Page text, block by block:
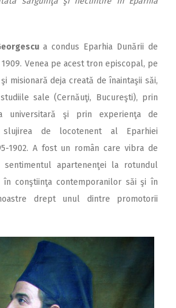
a condus Eparhia Dunării de
Venea pe acest tron episcopal, pe
misionară deja creată de înaintaşii săi,
sale (Cernăuţi, Bucureşti), prin
universitară şi prin experienţa de
slujirea de locotenent al Eparhiei
1902. A fost un român care vibra de
sentimentul apartenenţei la rotundul
în conştiinţa contemporanilor săi şi în
drept unul dintre promotorii